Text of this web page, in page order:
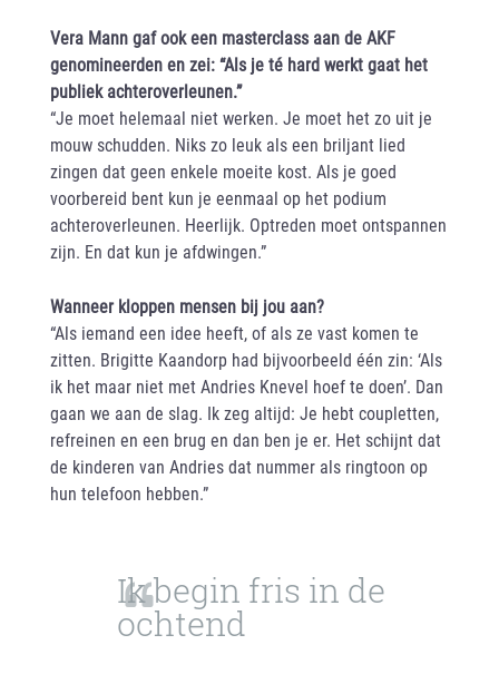
Vera Mann gaf ook een masterclass aan de AKF
genomineerden en zei: “Als je té hard werkt gaat het
publiek achteroverleunen.”
“Je moet helemaal niet werken. Je moet het zo uit je
mouw schudden. Niks zo leuk als een briljant lied
zingen dat geen enkele moeite kost. Als je goed
voorbereid bent kun je eenmaal op het podium
achteroverleunen. Heerlijk. Optreden moet ontspannen
zijn. En dat kun je afdwingen.”
Wanneer kloppen mensen bij jou aan?
“Als iemand een idee heeft, of als ze vast komen te
zitten. Brigitte Kaandorp had bijvoorbeeld één zin: ‘Als
ik het maar niet met Andries Knevel hoef te doen’. Dan
gaan we aan de slag. Ik zeg altijd: Je hebt coupletten,
refreinen en een brug en dan ben je er. Het schijnt dat
de kinderen van Andries dat nummer als ringtoon op
hun telefoon hebben.”
Ik begin fris in de
ochtend